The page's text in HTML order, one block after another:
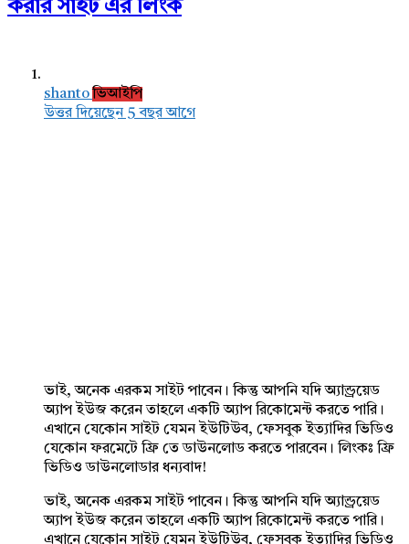
করার সাইট এর লিংক
shantoভিআইপি
উত্তর দিয়েছেন 5 বছর আগে
ভাই, অনেক এরকম সাইট পাবেন। কিন্তু আপনি যদি অ্যান্ড্রয়েড
অ্যাপ ইউজ করেন তাহলে একটি অ্যাপ রিকোমেন্ট করতে পারি।
এখানে যেকোন সাইট যেমন ইউটিউব, ফেসবুক ইত্যাদির ভিডিও
যেকোন ফরমেটে ফ্রি তে ডাউনলোড করতে পারবেন। লিংকঃ ফ্রি
ভিডিও ডাউনলোডার ধন্যবাদ!
ভাই, অনেক এরকম সাইট পাবেন। কিন্তু আপনি যদি অ্যান্ড্রয়েড
অ্যাপ ইউজ করেন তাহলে একটি অ্যাপ রিকোমেন্ট করতে পারি।
এখানে যেকোন সাইট যেমন ইউটিউব, ফেসবুক ইত্যাদির ভিডিও